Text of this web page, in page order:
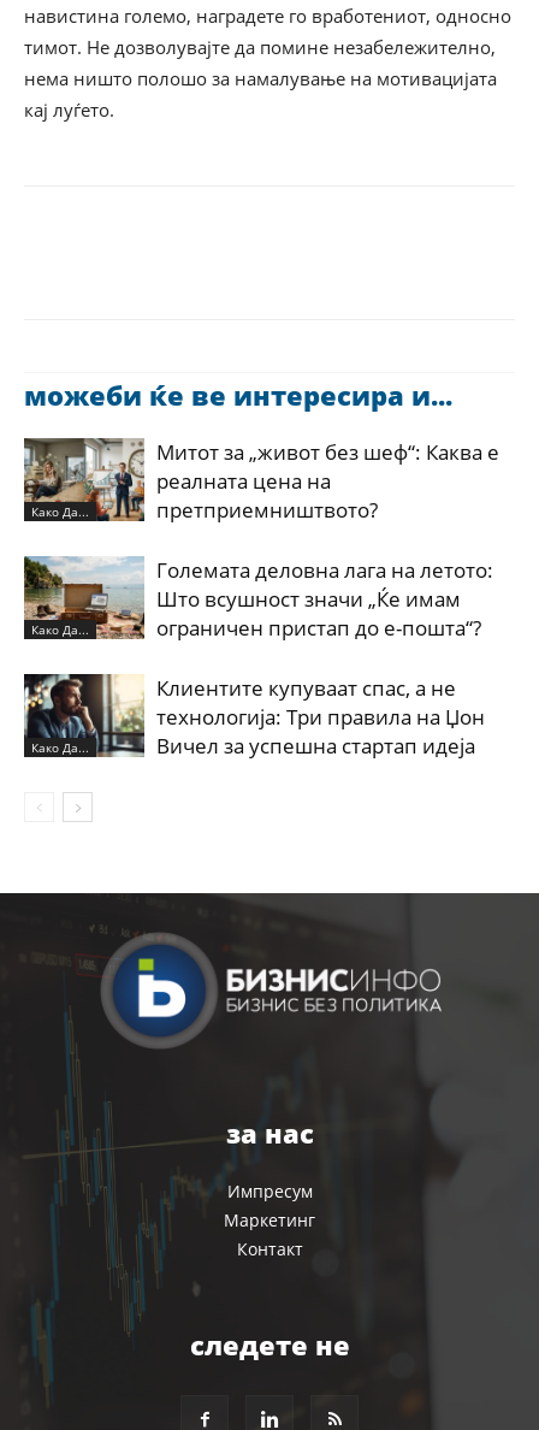
навистина големо, наградете го вработениот, односно
тимот. Не дозволувајте да помине незабележително,
нема ништо полошо за намалување на мотивацијата
кај луѓето.
можеби ќе ве интересира и...
Како Да...
Митот за „живот без шеф“: Каква е
реалната цена на
претприемништвото?
Како Да...
Големата деловна лага на летото:
Што всушност значи „Ќе имам
ограничен пристап до е-пошта“?
Како Да...
Клиентите купуваат спас, а не
технологија: Три правила на Џон
Вичел за успешна стартап идеја
за нас
Импресум
Маркетинг
Контакт
следете не